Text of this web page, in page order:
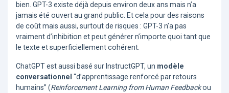
bien. GPT-3 existe déjà depuis environ deux ans mais n’a
jamais été ouvert au grand public. Et cela pour des raisons
de coût mais aussi, surtout de risques : GPT-3 n’a pas
vraiment d’inhibition et peut générer n’importe quoi tant que
le texte et superficiellement cohérent.
ChatGPT est aussi basé sur InstructGPT, un modèle
conversationnel “d’apprentissage renforcé par retours
humains” (Reinforcement Learning from Human Feedbackou